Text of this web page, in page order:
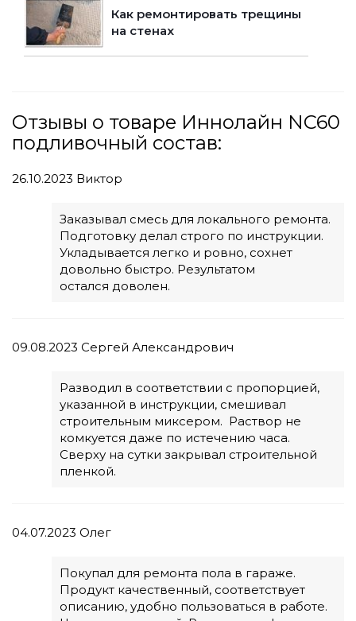
Как ремонтировать трещины
на стенах
Отзывы о товаре Иннолайн NC60
подливочный состав:
26.10.2023 Виктор
Заказывал смесь для локального ремонта.
Подготовку делал строго по инструкции.
Укладывается легко и ровно, сохнет
довольно быстро. Результатом
остался доволен.
09.08.2023 Сергей Александрович
Разводил в соответствии с пропорцией,
указанной в инструкции, смешивал
строительным миксером. Раствор не
комкуется даже по истечению часа.
Сверху на сутки закрывал строительной
пленкой.
04.07.2023 Олег
Покупал для ремонта пола в гараже.
Продукт качественный, соответствует
описанию, удобно пользоваться в работе.